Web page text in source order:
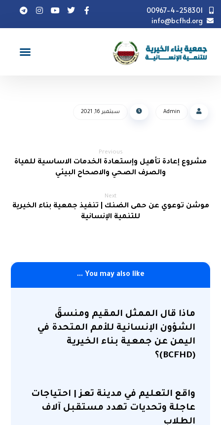
00967-4-258301
info@bcfhd.org
فيديو مشروع السلة الغذائية في 6 محافظات
Admin سبتمبر 16, 2021
Previous
مشروع إعادة تأهيل وإستعادة الخدمات الاساسية للمياة
والصرف الصحي والاصحاح البيئي
Next
موشن توعوي عن حمى الضنك | تنفيذ جمعية بناء الخيرية
للتنمية الإنسانية
You may also like ...
ماذا قال الممثل المقيم ومنسقَ
الشؤون الإنسانية للأمم المتحدة في
اليمن عن جمعية بناء الخيرية
(BCFHD)؟
واقع التعليم في مدينة تعز | احتياجات
عاجلة وتحديات تهدد مستقبل آلاف
الطلاب